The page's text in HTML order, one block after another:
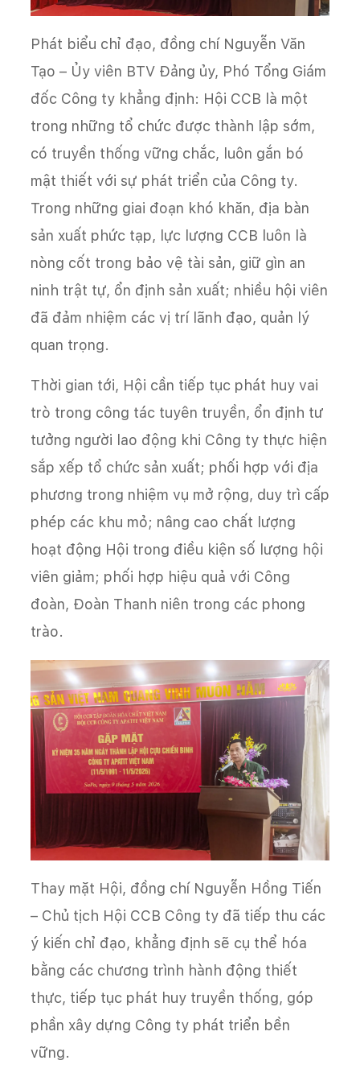
Phát biểu chỉ đạo, đồng chí Nguyễn Văn
Tạo – Ủy viên BTV Đảng ủy, Phó Tổng Giám
đốc Công ty khẳng định: Hội CCB là một
trong những tổ chức được thành lập sớm,
có truyền thống vững chắc, luôn gắn bó
mật thiết với sự phát triển của Công ty.
Trong những giai đoạn khó khăn, địa bàn
sản xuất phức tạp, lực lượng CCB luôn là
nòng cốt trong bảo vệ tài sản, giữ gìn an
ninh trật tự, ổn định sản xuất; nhiều hội viên
đã đảm nhiệm các vị trí lãnh đạo, quản lý
quan trọng.
Thời gian tới, Hội cần tiếp tục phát huy vai
trò trong công tác tuyên truyền, ổn định tư
tưởng người lao động khi Công ty thực hiện
sắp xếp tổ chức sản xuất; phối hợp với địa
phương trong nhiệm vụ mở rộng, duy trì cấp
phép các khu mỏ; nâng cao chất lượng
hoạt động Hội trong điều kiện số lượng hội
viên giảm; phối hợp hiệu quả với Công
đoàn, Đoàn Thanh niên trong các phong
trào.
Thay mặt Hội, đồng chí Nguyễn Hồng Tiến
– Chủ tịch Hội CCB Công ty đã tiếp thu các
ý kiến chỉ đạo, khẳng định sẽ cụ thể hóa
bằng các chương trình hành động thiết
thực, tiếp tục phát huy truyền thống, góp
phần xây dựng Công ty phát triển bền
vững.